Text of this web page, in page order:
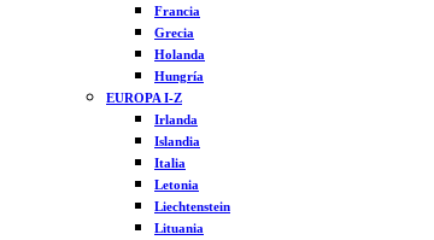
Francia
Grecia
Holanda
Hungría
EUROPA I-Z
Irlanda
Islandia
Italia
Letonia
Liechtenstein
Lituania